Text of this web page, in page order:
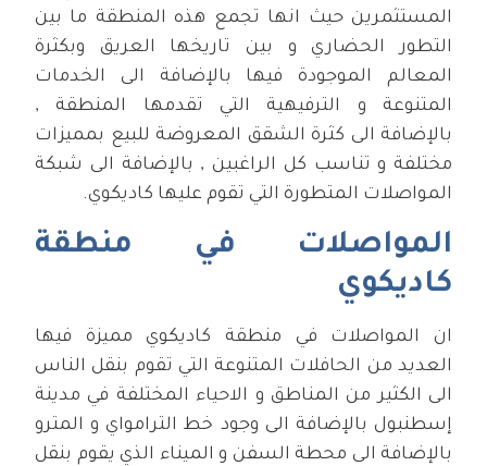
المستثمرين حيث انها تجمع هذه المنطقة ما بين
التطور الحضاري و بين تاريخها العريق وبكثرة
المعالم الموجودة فيها بالإضافة الى الخدمات
المتنوعة و الترفيهية التي تقدمها المنطقة ,
بالإضافة الى كثرة الشقق المعروضة للبيع بمميزات
مختلفة و تناسب كل الراغبين , بالإضافة الى شبكة
المواصلات المتطورة التي تقوم عليها كاديكوي.
المواصلات في منطقة
كاديكوي
ان المواصلات في منطقة كاديكوي مميزة فيها
العديد من الحافلات المتنوعة التي تقوم بنقل الناس
الى الكثير من المناطق و الاحياء المختلفة في مدينة
إسطنبول بالإضافة الى وجود خط الترامواي و المترو
بالإضافة الى محطة السفن و الميناء الذي يقوم بنقل